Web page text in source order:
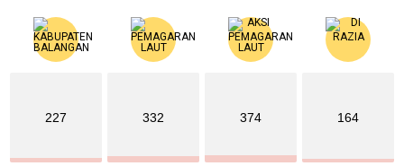
227 332 374 164